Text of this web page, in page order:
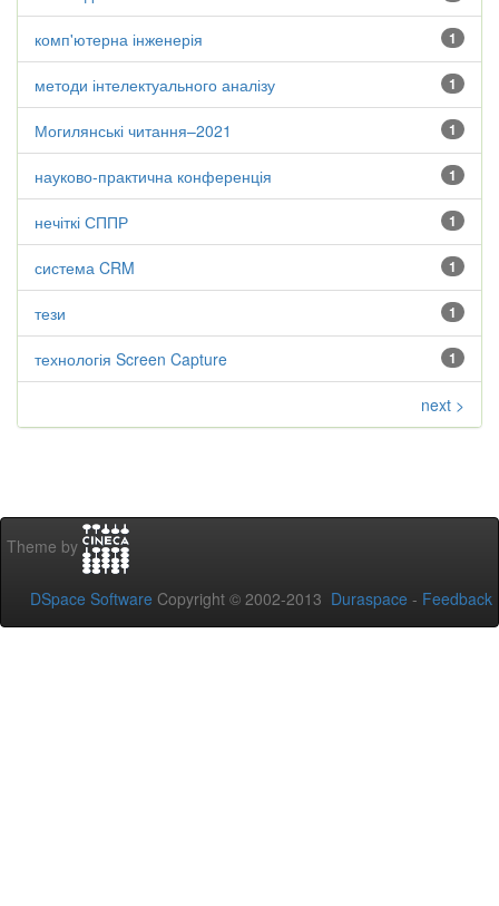
1
комп'ютерна інженерія
1
методи інтелектуального аналізу
1
Могилянські читання–2021
1
науково-практична конференція
1
нечіткі СППР
1
система CRM
1
тези
1
технологія Screen Capture
next >
Theme by
DSpace Software Copyright © 2002-2013 Duraspace - Feedback